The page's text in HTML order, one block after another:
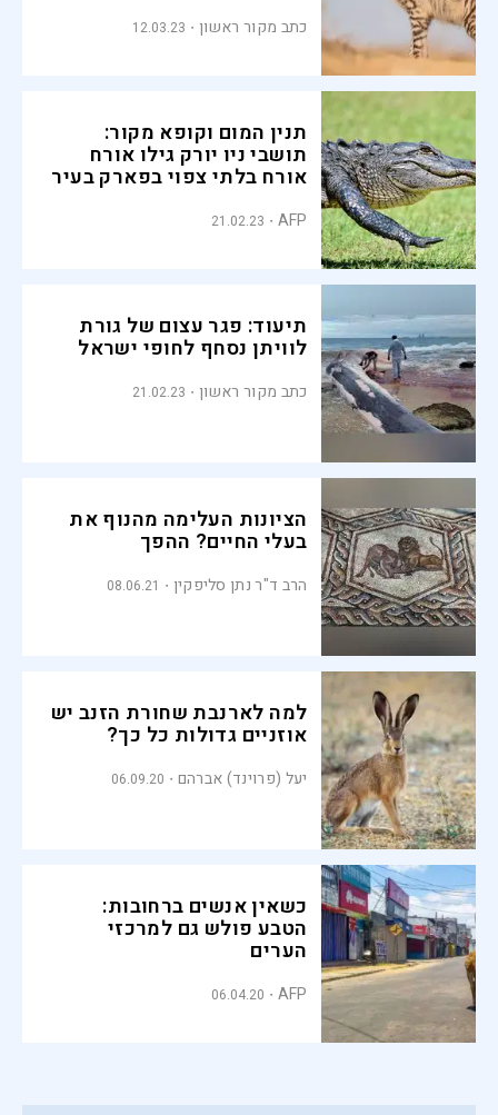
כתב מקור ראשון 12.03.23
תנין המום וקופא מקור:
תושבי ניו יורק גילו אורח
אורח בלתי צפוי בפארק בעיר
AFP
21.02.23
תיעוד: פגר עצום של גורת
לוויתן נסחף לחופי ישראל
כתב מקור ראשון 21.02.23
הציונות העלימה מהנוף את
בעלי החיים? ההפך
הרב ד"ר נתן סליפקין 08.06.21
למה לארנבת שחורת הזנב יש
אוזניים גדולות כל כך?
יעל (פרוינד) אברהם 06.09.20
כשאין אנשים ברחובות:
הטבע פולש גם למרכזי
הערים
AFP
06.04.20